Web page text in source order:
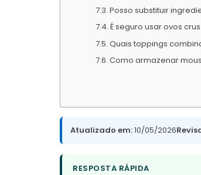
Posso substituir
É seguro usar ovos
Quais toppings
Como armazenar
Atualizado em:10/05/2026
RESPOSTA RÁPIDA